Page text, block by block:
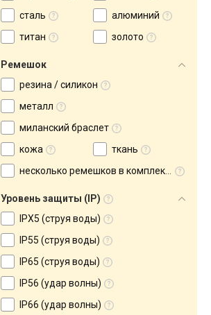
сталь
алюминий
титан
золото
Ремешок
резина / силикон
металл
миланский браслет
кожа
ткань
несколько ремешков в комплекте
Уровень защиты (IP)
IPX5 (струя воды)
IP55 (струя воды)
IP65 (струя воды)
IP56 (удар волны)
IP66 (удар волны)